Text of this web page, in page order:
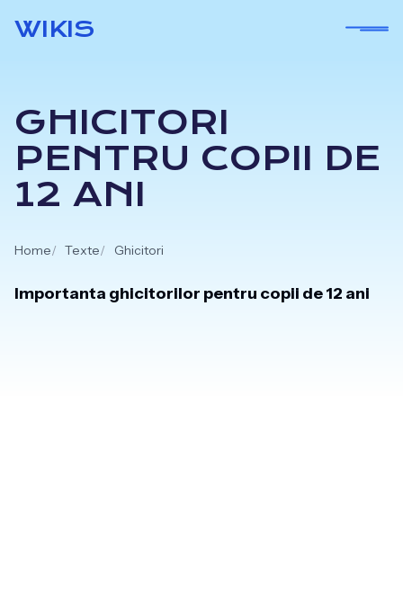
WIKIS
GHICITORI
PENTRU COPII DE
12 ANI
Home Texte Ghicitori
Importanta ghicitorilor pentru copii de 12 ani